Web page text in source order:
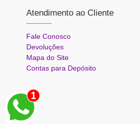
Atendimento ao Cliente
Fale Conosco
Devoluções
Mapa do Site
Contas para Depósito